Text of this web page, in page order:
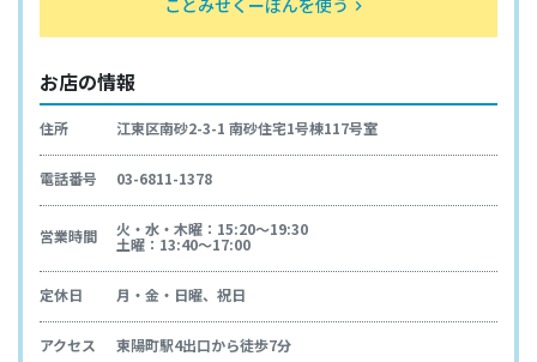
keyboard_arrow_right
お店の情報
住所 江東区南砂2-3-1 南砂住宅1号棟117号室
電話番号 03-6811-1378
営業時間 火・水・木曜：15:20～19:30
土曜：13:40～17:00
定休日 月・金・日曜、祝日
アクセス 東陽町駅4出口から徒歩7分